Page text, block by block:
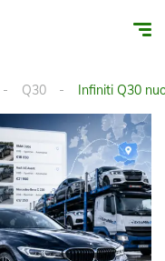
Q30 Infiniti Q30